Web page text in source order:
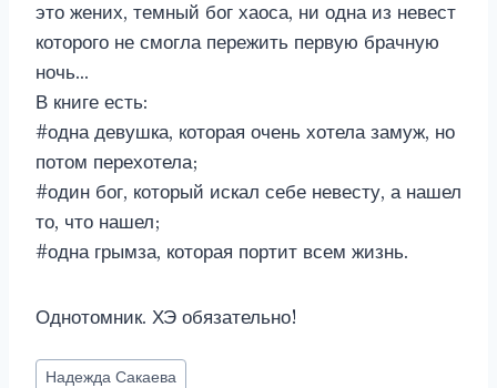
это жених, темный бог хаоса, ни одна из невест
которого не смогла пережить первую брачную
ночь…
В книге есть:
#одна девушка, которая очень хотела замуж, но
потом перехотела;
#один бог, который искал себе невесту, а нашел
то, что нашел;
#одна грымза, которая портит всем жизнь.
Однотомник. ХЭ обязательно!
Метки
Надежда Сакаева